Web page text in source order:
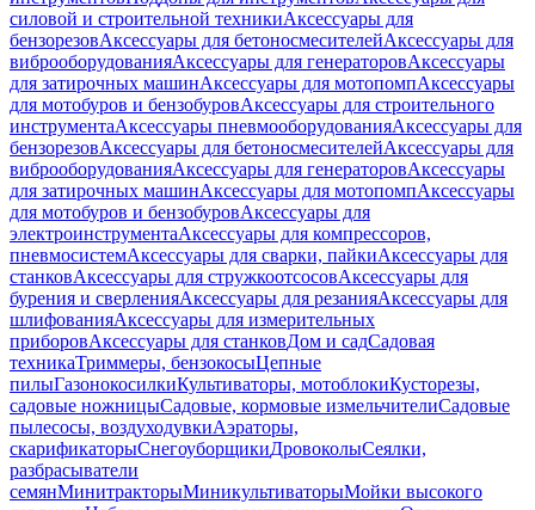
силовой и строительной техникиАксессуары для
бензорезовАксессуары для бетоносмесителейАксессуары для
виброоборудованияАксессуары для генераторовАксессуары
для затирочных машинАксессуары для мотопомпАксессуары
для мотобуров и бензобуровАксессуары для строительного
инструментаАксессуары пневмооборудованияАксессуары для
бензорезовАксессуары для бетоносмесителейАксессуары для
виброоборудованияАксессуары для генераторовАксессуары
для затирочных машинАксессуары для мотопомпАксессуары
для мотобуров и бензобуровАксессуары для
электроинструментаАксессуары для компрессоров,
пневмосистемАксессуары для сварки, пайкиАксессуары для
станковАксессуары для стружкоотсосовАксессуары для
бурения и сверленияАксессуары для резанияАксессуары для
шлифованияАксессуары для измерительных
приборовАксессуары для станковДом и садСадовая
техникаТриммеры, бензокосыЦепные
пилыГазонокосилкиКультиваторы, мотоблокиКусторезы,
садовые ножницыСадовые, кормовые измельчителиСадовые
пылесосы, воздуходувкиАэраторы,
скарификаторыСнегоуборщикиДровоколыСеялки,
разбрасыватели
семянМинитракторыМиникультиваторыМойки высокого